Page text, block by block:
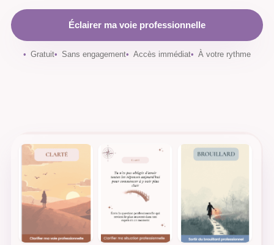
Éclairer ma voie professionnelle
Gratuit Sans engagement Accès immédiat À votre rythme